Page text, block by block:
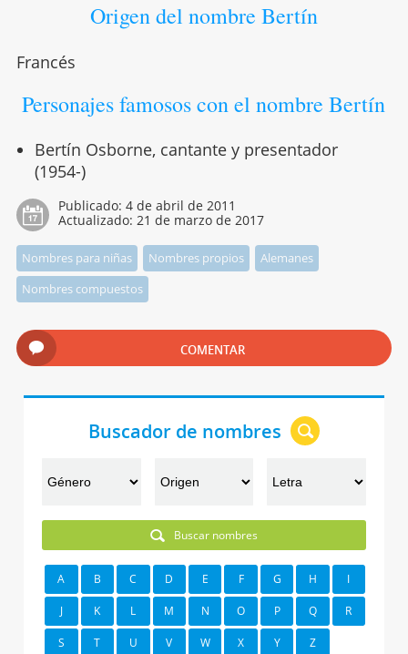
Origen del nombre Bertín
Francés
Personajes famosos con el nombre Bertín
Bertín Osborne, cantante y presentador
(1954-)
Publicado: 4 de abril de 2011
Actualizado: 21 de marzo de 2017
Nombres para niñas Nombres propios
Alemanes
Nombres compuestos
COMENTAR
Buscador de nombres
Buscar nombres
A B C D E F G H I
J K L M N O P Q R
S T U V W X Y Z